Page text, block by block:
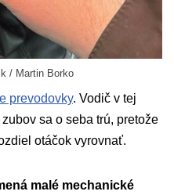
/ Martin Borko
prevodovky. Vodič v tej
sa o seba trú, pretože
otáčok vyrovnať.
malé mechanické